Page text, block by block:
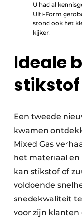
U had al
Ulti-Form
stond ook het
kijker.
Ideale
stikstof
Een tweede
kwamen
Mixed Gas
het materiaal en
kan stikstof of
voldoende
snedekwaliteit
voor zijn